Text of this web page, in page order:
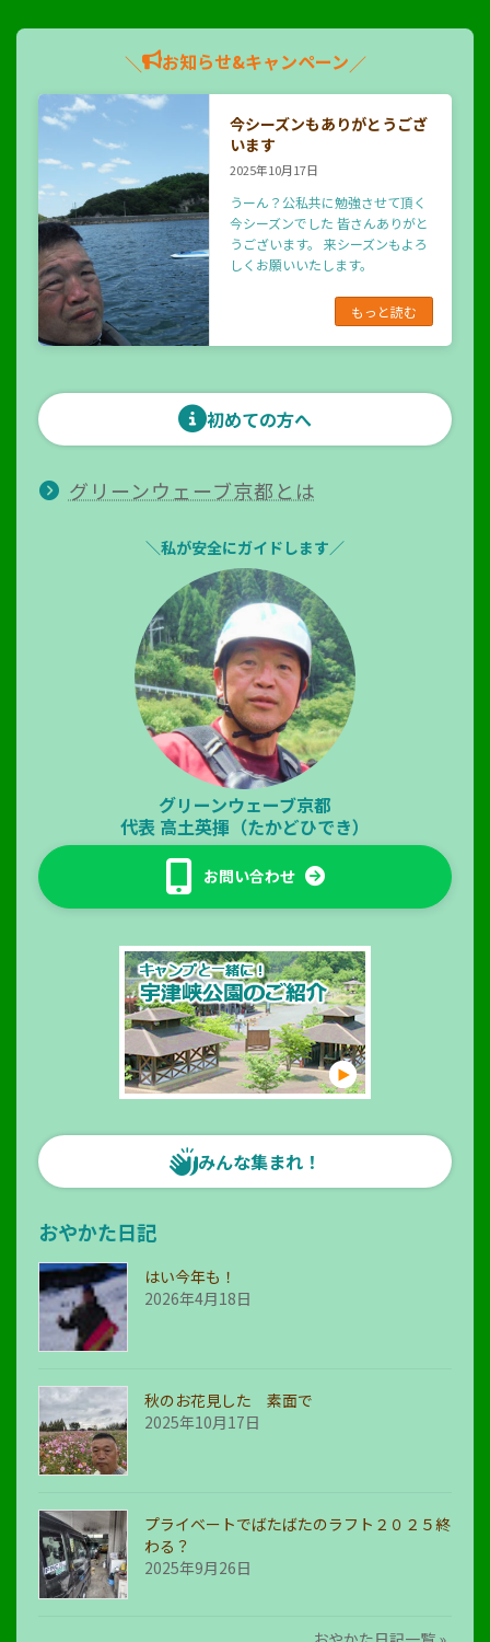
＼ お知らせ&キャンペーン／
今シーズンもありがとうござ
います
2025年10月17日
うーん？公私共に勉強させて頂く
今シーズンでした 皆さんありがと
うございます。 来シーズンもよろ
しくお願いいたします。
もっと読む
初めての方へ
グリーンウェーブ京都とは
＼私が安全にガイドします／
グリーンウェーブ京都
代表 高土英揮（たかどひでき）
お問い合わせ
みんな集まれ！
おやかた日記
はい今年も！
2026年4月18日
秋のお花見した 素面で
2025年10月17日
プライベートでばたばたのラフト２０２５終
わる？
2025年9月26日